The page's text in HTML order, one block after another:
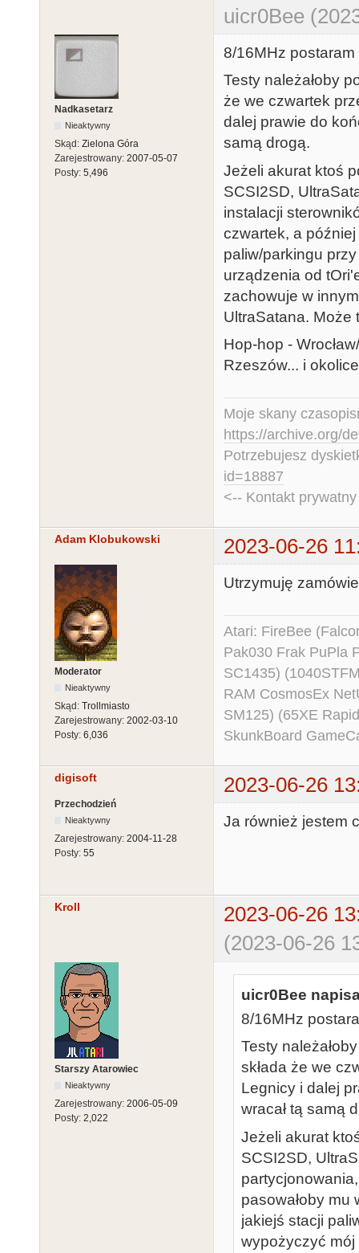
uicr0Bee
Nadkasetarz
Nieaktywny
Skąd: Zielona Góra
Zarejestrowany: 2007-05-07
Posty: 5,496
8/16MHz
Testy należałoby
że we czwartek
dalej prawie do
samą drogą.
Jeżeli akurat ktoś
SCSI2SD,
instalacji
czwartek, a
paliw/parkingu
urządzenia od
zachowuje w
UltraSatana. Może
Hop-hop -
Rzeszów... i
Moje skany
https://archive.org/
Potrzebujesz
id=18887
<-- Kontakt
Adam Klobukowski 2023-06-26
Moderator
Nieaktywny
Skąd: Trollmiasto
Zarejestrowany: 2002-03-10
Posty: 6,036
Utrzymuję
Atari: FireBee
Pak030 Frak PuPla
SC1435)
RAM CosmosEx
SM125) (65XE
SkunkBoard
digisoft 2023-06-26
Przechodzień
Nieaktywny
Zarejestrowany: 2004-11-28
Posty: 55
Ja również jestem
Kroll
2023-06-26
(2023-06-26
Starszy Atarowiec
Nieaktywny
Zarejestrowany: 2006-05-09
Posty: 2,022
uicr0Bee
8/16MHz
Testy
składa że we
Legnicy i dalej
wracał tą samą
Jeżeli akurat
SCSI2SD,
pasowałoby
jakiejś stacji
wypożyczyć mój